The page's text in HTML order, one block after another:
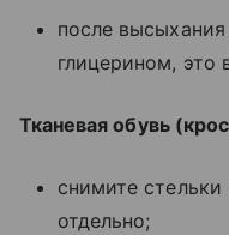
после
глицерином, это
Тканевая обувь
снимите
отдельно;